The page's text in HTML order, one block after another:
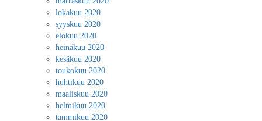
lokakuu 2020
syyskuu 2020
elokuu 2020
heinäkuu 2020
kesäkuu 2020
toukokuu 2020
huhtikuu 2020
maaliskuu 2020
helmikuu 2020
tammikuu 2020